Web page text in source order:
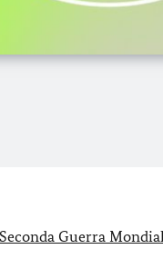
Guerra